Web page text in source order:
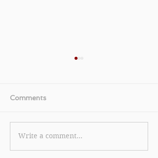
《Nike.com 優惠》- 購買
2件標有活動標籤的指定
Comments
Write a comment...